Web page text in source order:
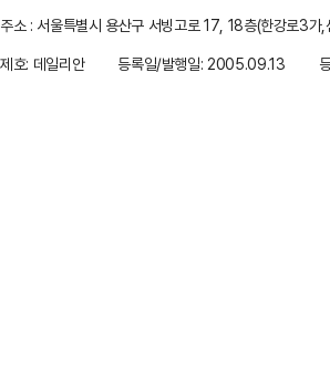
주소 : 서울특별시 용산구 서빙고로 17, 18층(한강로3가,
제호: 데일리안
등록일/발행일: 2005.09.13